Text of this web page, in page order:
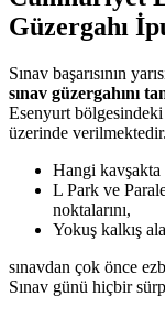
Güzergahı
Sınav başarısının
sınav güzergahını
Esenyurt
üzerinde
Hangi
L Park ve
noktalarını,
Yokuş kalkış
sınavdan çok önce
Sınav günü hiçbir